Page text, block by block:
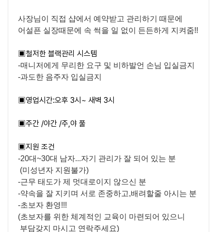
사장님이 직접 샵에서 예약받고 관리하기 때문에
어설픈 실장때문에 속 썩을 일 없이 든든하게 지켜줌!!
▣철저한 블랙관리 시스템
-매니저에게 무리한 요구 및 비하발언 손님 입실금지
-과도한 음주자 입실금지
▣영업시간:오후 3시~ 새벽 3시
▣주간 /야간 /주,야 풀
▣지원 조건
-20대~30대 남자...자기 관리가 잘 되어 있는 분
(미성년자 지원불가)
-근무 태도가 제 멋대로이지 않으신 분
-약속을 잘 지키며 서로 존중하고,배려할줄 아시는 분
-초보자 환영!!!
(초보자를 위한 체계적인 교육이 마련되어 있으니
부담갖지 마시고 연락주세요)